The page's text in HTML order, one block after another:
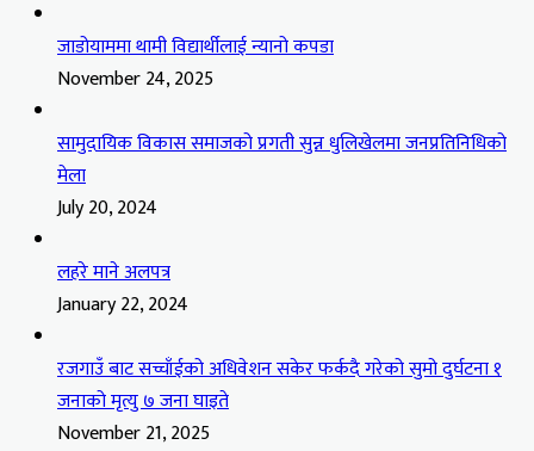
जाडोयाममा थामी विद्यार्थीलाई न्यानो कपडा
November 24, 2025
सामुदायिक विकास समाजको प्रगती सुन्न धुलिखेलमा जनप्रतिनिधिको
मेला
July 20, 2024
लहरे माने अलपत्र
January 22, 2024
रजगाउँ बाट सच्चाँईको अधिवेशन सकेर फर्कदै गरेको सुमो दुर्घटना १
जनाको मृत्यु ७ जना घाइते
November 21, 2025